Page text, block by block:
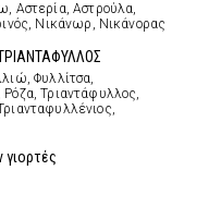
Αστερία, Αστρούλα,
Νικάνωρ, Νικάνορας
Φυλλίτσα,
Τριαντάφυλλος,